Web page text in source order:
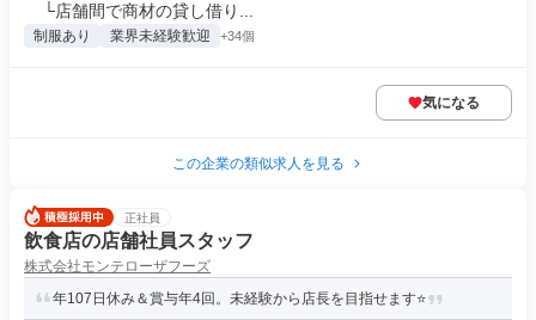
└店舗間で商材の貸し借り...
制服あり 業界未経験歓迎 +34個
気になる
この企業の類似求人を見る
正社員
飲食店の店舗社員スタッフ
株式会社モンテローザフーズ
年107日休み＆賞与年4回。未経験から店長を目指せます⭐️